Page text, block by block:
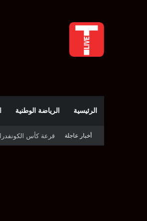
الرئيسية الرياضة الوطنية
أخبار عاجلة